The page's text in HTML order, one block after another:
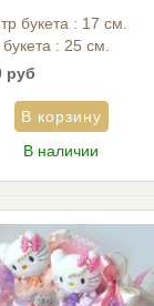
букета : 17 см.
: 25 см.
руб
В наличии